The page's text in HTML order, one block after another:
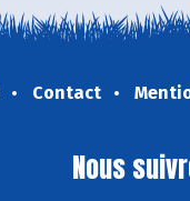
Contact
Nous